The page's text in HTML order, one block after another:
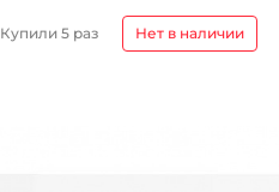
Купили 5 раз Нет в наличии